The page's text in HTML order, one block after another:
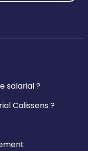
salarial ?
Calissens ?